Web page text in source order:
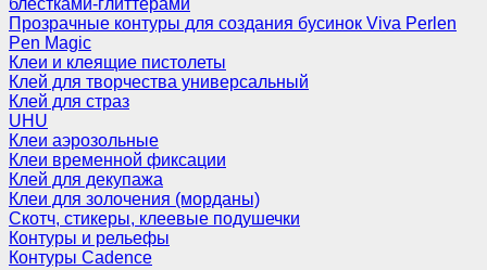
блестками-глиттерами
Прозрачные контуры для создания бусинок Viva Perlen
Pen Magic
Клеи и клеящие пистолеты
Клей для творчества универсальный
Клей для страз
UHU
Клеи аэрозольные
Клеи временной фиксации
Клей для декупажа
Клеи для золочения (морданы)
Скотч, стикеры, клеевые подушечки
Контуры и рельефы
Контуры Cadence